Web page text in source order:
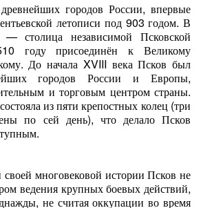
городов России, впервые
летописи под 903 годом. В
столица независимой Псковской
году присоединён к Великому
До начала XVIII века Псков был
городов России и Европы,
и торговым центром страны.
из пяти крепостных колец (три
по сей день), что делало Псков
многовековой истории Псков не
ведения крупных боевых действий,
не считая оккупации во время